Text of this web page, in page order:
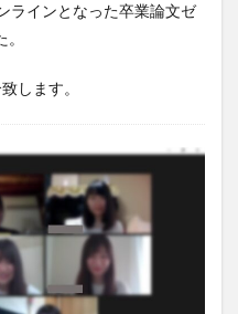
ラインとなった卒業論文ゼ
します。